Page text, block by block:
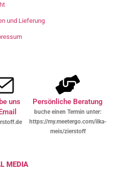
und Lieferung
uns
Persönliche Beratung
buche einen Termin unter:
https://my.meetergo.com/ilka-
meis/zierstoff
MEDIA